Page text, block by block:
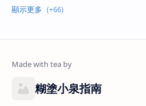
糊塗小泉指南